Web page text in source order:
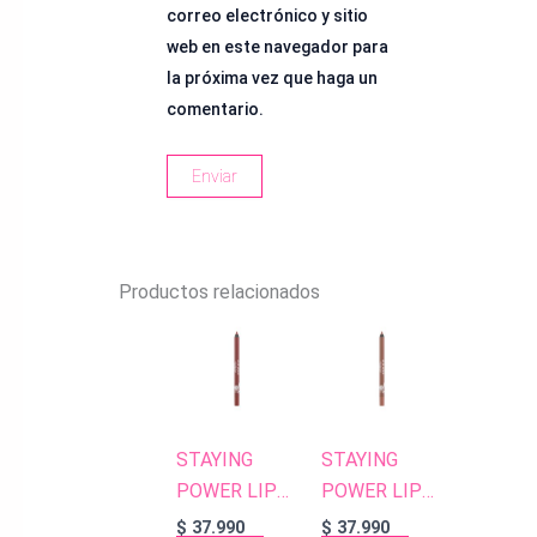
correo electrónico y sitio
web en este navegador para
la próxima vez que haga un
comentario.
Productos relacionados
STAYING
POWER LIP
PENCIL 54
$ 37.990
STAYING
POWER LIP
PENCIL 52
$ 37.990